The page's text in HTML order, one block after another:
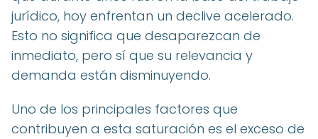
jurídico, hoy enfrentan un declive acelerado.
Esto no significa que desaparezcan de
inmediato, pero sí que su relevancia y
demanda están disminuyendo.
Uno de los principales factores que
contribuyen a esta saturación es el exceso de